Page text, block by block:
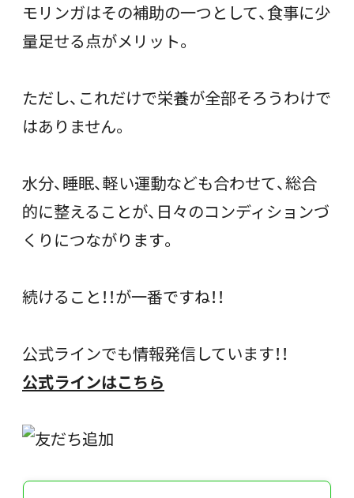
モリンガはその補助の一つとして、食事に少
量足せる点がメリット。
ただし、これだけで栄養が全部そろうわけで
はありません。
水分、睡眠、軽い運動なども合わせて、総合
的に整えることが、日々のコンディションづ
くりにつながります。
続けること！！が一番ですね！！
公式ラインでも情報発信しています！！
公式ラインはこちら